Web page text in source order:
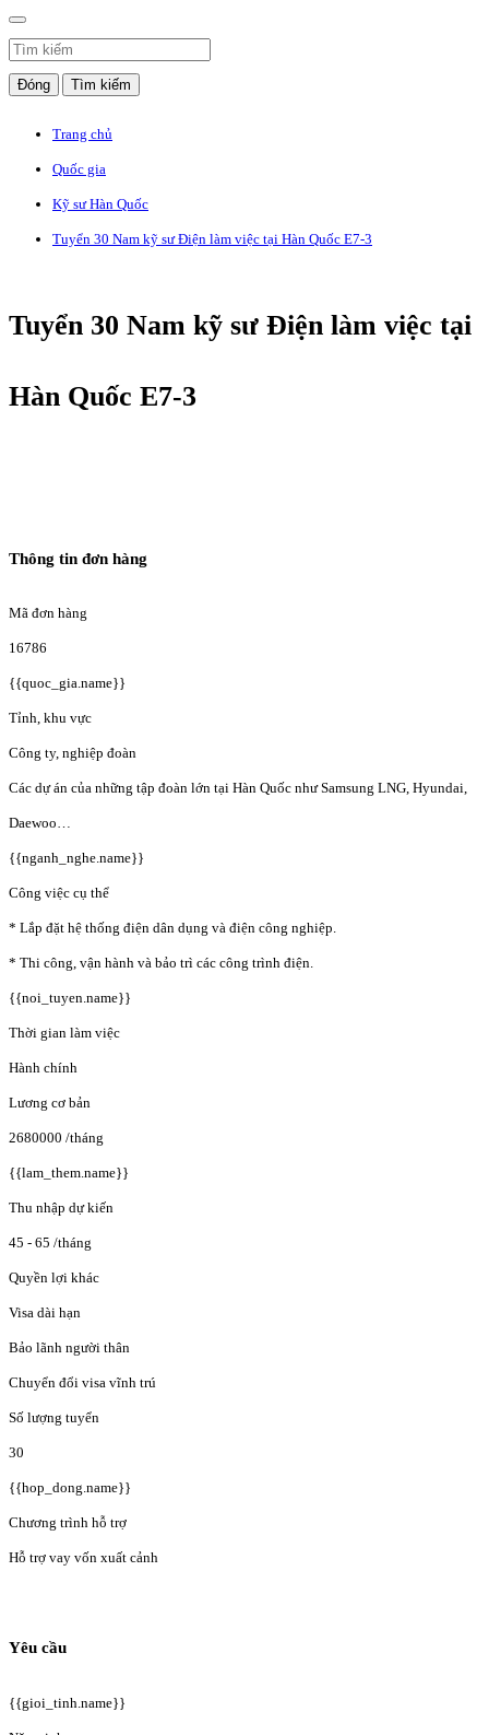
Đóng Tìm kiếm
Trang chủ
Quốc gia
Kỹ sư Hàn Quốc
Tuyển 30 Nam kỹ sư Điện làm việc tại Hàn Quốc E7-3
Tuyển 30 Nam kỹ sư Điện làm việc tại
Hàn Quốc E7-3
Thông tin đơn hàng
Mã đơn hàng
16786
{{quoc_gia.name}}
Tỉnh, khu vực
Công ty, nghiệp đoàn
Các dự án của những tập đoàn lớn tại Hàn Quốc như Samsung LNG, Hyundai,
Daewoo…
{{nganh_nghe.name}}
Công việc cụ thể
* Lắp đặt hệ thống điện dân dụng và điện công nghiệp.
* Thi công, vận hành và bảo trì các công trình điện.
{{noi_tuyen.name}}
Thời gian làm việc
Hành chính
Lương cơ bản
2680000 /tháng
{{lam_them.name}}
Thu nhập dự kiến
45 - 65 /tháng
Quyền lợi khác
Visa dài hạn
Bảo lãnh người thân
Chuyển đổi visa vĩnh trú
Số lượng tuyển
30
{{hop_dong.name}}
Chương trình hỗ trợ
Hỗ trợ vay vốn xuất cảnh
Yêu cầu
{{gioi_tinh.name}}